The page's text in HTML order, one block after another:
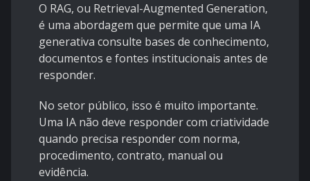
O RAG, ou Retrieval-Augmented Generation,
é uma abordagem que permite que uma IA
generativa consulte bases de conhecimento,
documentos e fontes institucionais antes de
responder.
No setor público, isso é muito importante.
Uma IA não deve responder com criatividade
quando precisa responder com norma,
procedimento, contrato, manual ou
evidência.